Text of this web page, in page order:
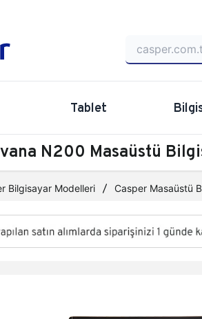
Tablet
N200 Masaüstü
Bilgisayar Modelleri Casper Masaüstü